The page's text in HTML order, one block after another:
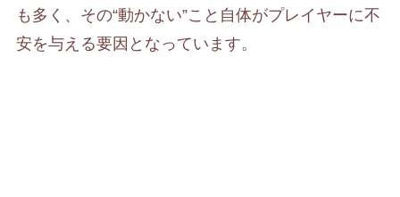
も多く、その“動かない”こと自体がプレイヤーに不
安を与える要因となっています。